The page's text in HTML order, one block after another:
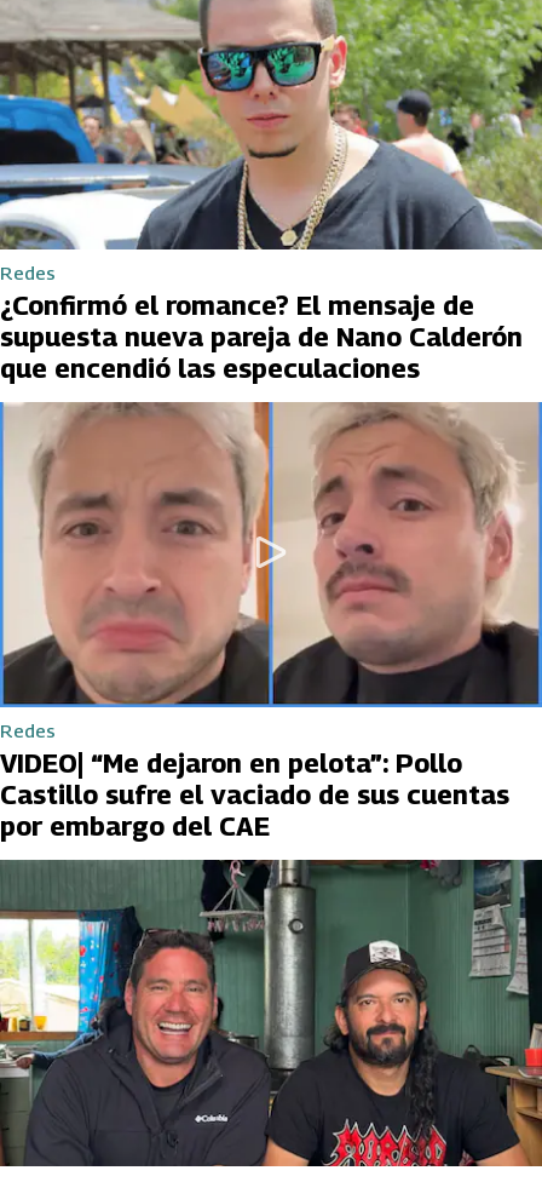
Redes
¿Confirmó el romance? El mensaje de
supuesta nueva pareja de Nano Calderón
que encendió las especulaciones
Redes
VIDEO| “Me dejaron en pelota”: Pollo
Castillo sufre el vaciado de sus cuentas
por embargo del CAE